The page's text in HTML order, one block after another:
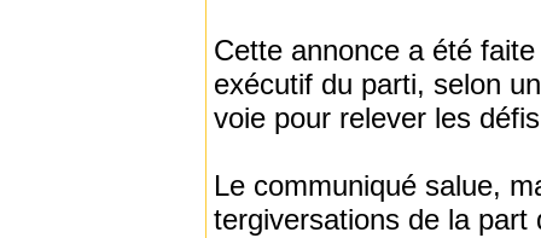
Cette annonce a été
exécutif du parti, selon
voie pour relever les
Le communiqué salue,
tergiversations de la